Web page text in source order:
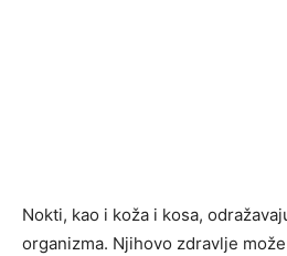
Nokti, kao i koža i kosa,
organizma. Njihovo zdravlje